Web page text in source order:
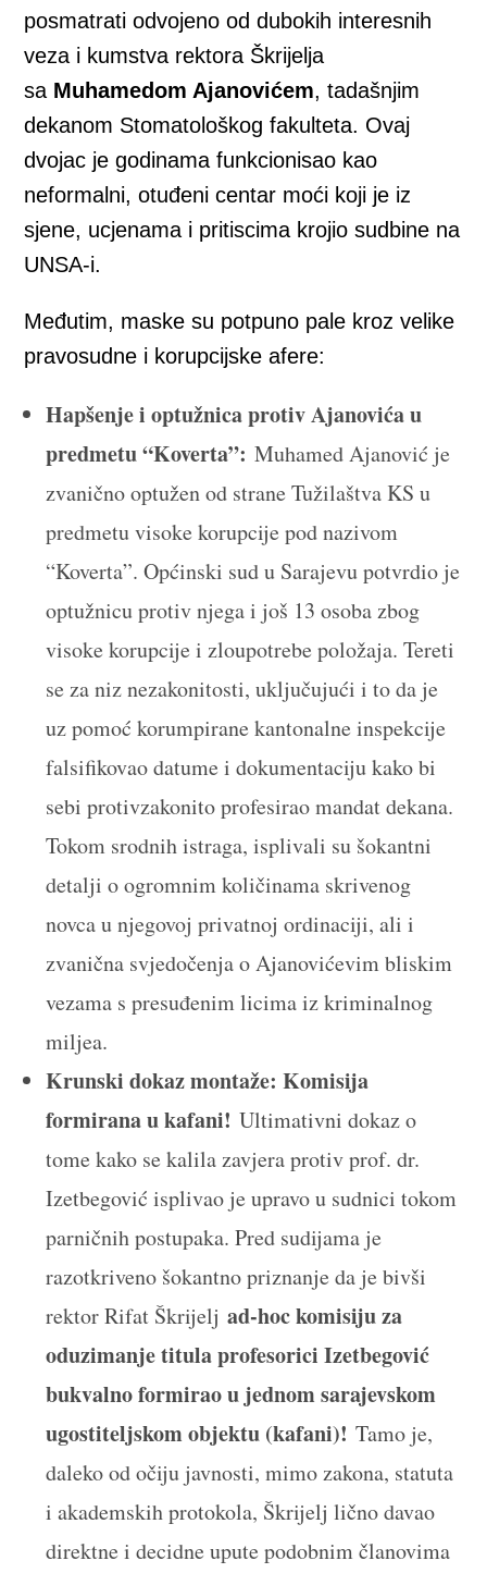
posmatrati odvojeno od dubokih interesnih
veza i kumstva rektora Škrijelja
sa Muhamedom Ajanovićem, tadašnjim
dekanom Stomatološkog fakulteta. Ovaj
dvojac je godinama funkcionisao kao
neformalni, otuđeni centar moći koji je iz
sjene, ucjenama i pritiscima krojio sudbine na
UNSA-i.
Međutim, maske su potpuno pale kroz velike
pravosudne i korupcijske afere:
Hapšenje i optužnica protiv Ajanovića u
predmetu “Koverta”: Muhamed Ajanović je
zvanično optužen od strane Tužilaštva KS u
predmetu visoke korupcije pod nazivom
“Koverta”. Općinski sud u Sarajevu potvrdio je
optužnicu protiv njega i još 13 osoba zbog
visoke korupcije i zloupotrebe položaja. Tereti
se za niz nezakonitosti, uključujući i to da je
uz pomoć korumpirane kantonalne inspekcije
falsifikovao datume i dokumentaciju kako bi
sebi protivzakonito profesirao mandat dekana.
Tokom srodnih istraga, isplivali su šokantni
detalji o ogromnim količinama skrivenog
novca u njegovoj privatnoj ordinaciji, ali i
zvanična svjedočenja o Ajanovićevim bliskim
vezama s presuđenim licima iz kriminalnog
miljea.
Krunski dokaz montaže: Komisija
formirana u kafani! Ultimativni dokaz o
tome kako se kalila zavjera protiv prof. dr.
Izetbegović isplivao je upravo u sudnici tokom
parničnih postupaka. Pred sudijama je
razotkriveno šokantno priznanje da je bivši
rektor Rifat Škrijeljad-hoc komisiju za
oduzimanje titula profesorici Izetbegović
bukvalno formirao u jednom sarajevskom
ugostiteljskom objektu (kafani)! Tamo je,
daleko od očiju javnosti, mimo zakona, statuta
i akademskih protokola, Škrijelj lično davao
direktne i decidne upute podobnim članovima